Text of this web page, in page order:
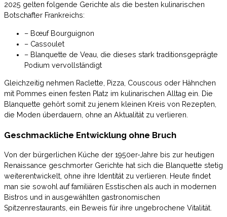
2025 gelten folgende Gerichte als die besten kulinarischen
Botschafter Frankreichs:
– Bœuf Bourguignon
– Cassoulet
– Blanquette de Veau, die dieses stark traditionsgeprägte
Podium vervollständigt
Gleichzeitig nehmen Raclette, Pizza, Couscous oder Hähnchen
mit Pommes einen festen Platz im kulinarischen Alltag ein. Die
Blanquette gehört somit zu jenem kleinen Kreis von Rezepten,
die Moden überdauern, ohne an Aktualität zu verlieren.
Geschmackliche Entwicklung ohne Bruch
Von der bürgerlichen Küche der 1950er-Jahre bis zur heutigen
Renaissance geschmorter Gerichte hat sich die Blanquette stetig
weiterentwickelt, ohne ihre Identität zu verlieren. Heute findet
man sie sowohl auf familiären Esstischen als auch in modernen
Bistros und in ausgewählten gastronomischen
Spitzenrestaurants, ein Beweis für ihre ungebrochene Vitalität.